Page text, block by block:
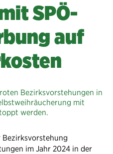
SPÖ-
auf
Bezirksvorstehungen in
mit
werden.
im Jahr 2024 in der